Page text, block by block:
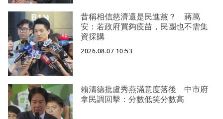
昔稱相信慈濟還是民進黨？ 蔣萬
安：若政府買夠疫苗，民團也不需集
資採購
2026.08.07 10:53
賴清德批盧秀燕滿意度落後 中市府
拿民調回擊：分數低笑分數高